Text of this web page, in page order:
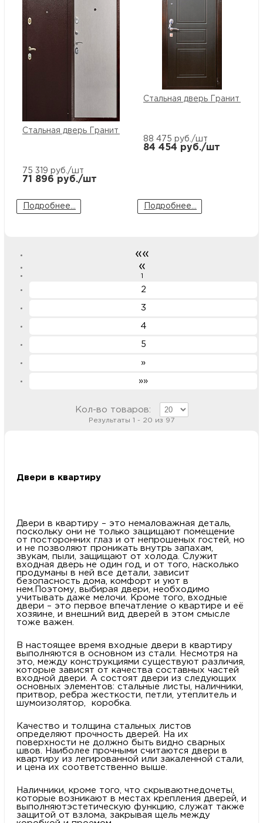
Стальная дверь Гранит М2-М
75 319 руб./шт
71 896 руб./шт
Подробнее...
Стальная дверь Гранит М3
88 475 руб./шт
84 454 руб./шт
Подробнее...
««
«
1
2
3
4
5
»
»»
Кол-во товаров:
Результаты 1 - 20 из 97
Двери в квартиру
Двери в квартиру – это немаловажная деталь,
поскольку они не только защищают помещение
от посторонних глаз и от непрошеных гостей, но
и не позволяют проникать внутрь запахам,
звукам, пыли, защищают от холода. Служит
входная дверь не один год, и от того, насколько
продуманы в ней все детали, зависит
безопасность дома, комфорт и уют в
нем.Поэтому, выбирая двери, необходимо
учитывать даже мелочи. Кроме того, входные
двери – это первое впечатление о квартире и её
хозяине, и внешний вид дверей в этом смысле
тоже важен.
В настоящее время входные двери в квартиру
выполняются в основном из стали. Несмотря на
это, между конструкциями существуют различия,
которые зависят от качества составных частей
входной двери. А состоят двери из следующих
основных элементов: стальные листы, наличники,
притвор, ребра жесткости, петли, утеплитель и
шумоизолятор, коробка.
Качество и толщина стальных листов
определяют прочность дверей. На их
поверхности не должно быть видно сварных
швов. Наиболее прочными считаются двери в
квартиру из легированной или закаленной стали,
и цена их соответственно выше.
Наличники, кроме того, что скрываютнедочеты,
которые возникают в местах крепления дверей, и
выполняютэстетическую функцию, служат также
защитой от взлома, закрывая щель между